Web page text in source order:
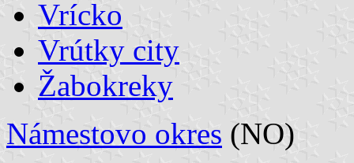
Vrícko
Vrútky city
Žabokreky
Námestovo okres (NO)